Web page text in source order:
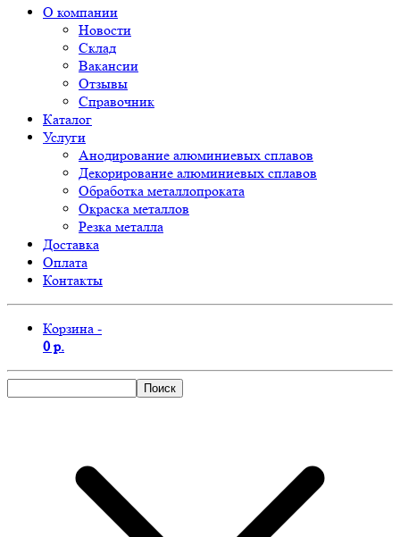
О компании
Новости
Склад
Вакансии
Отзывы
Справочник
Каталог
Услуги
Анодирование алюминиевых сплавов
Декорирование алюминиевых сплавов
Обработка металлопроката
Окраска металлов
Резка металла
Доставка
Оплата
Контакты
Корзина -
0 р.